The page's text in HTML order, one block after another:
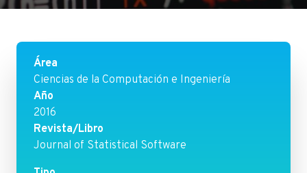
Área
Ciencias de la Computación e Ingeniería
Año
2016
Revista/Libro
Journal of Statistical Software